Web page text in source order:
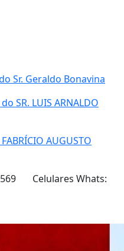
Sr. Geraldo Bonavina
SR. LUIS ARNALDO
AUGUSTO
Celulares Whats: